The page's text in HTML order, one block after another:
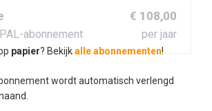
abonnement
€ 108,00
per jaar
papier? Bekijkalle abonnementen!
wordt automatisch verlengd